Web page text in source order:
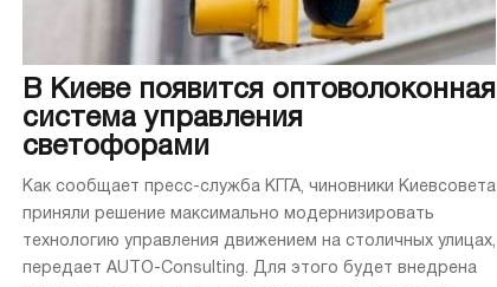
В Киеве появится оптоволоконная
система управления
светофорами
Как сообщает пресс-служба КГГА, чиновники Киевсовета
приняли решение максимально модернизировать
технологию управления движением на столичных улицах,
передает AUTO-Consulting. Для этого будет внедрена